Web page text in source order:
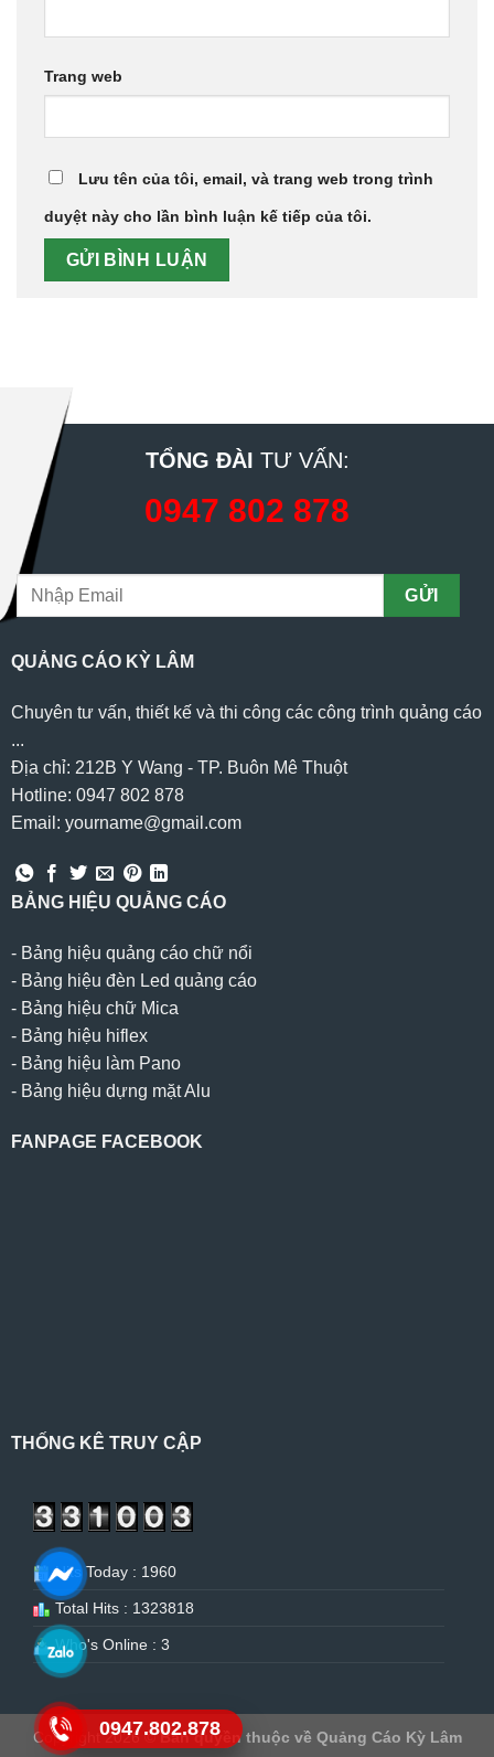
Trang web
Lưu tên của tôi, email, và trang web trong trình
duyệt này cho lần bình luận kế tiếp của tôi.
TỔNG ĐÀI TƯ VẤN:
0947 802 878
QUẢNG CÁO KỲ LÂM
Chuyên tư vấn, thiết kế và thi công các công trình quảng cáo
...
Địa chỉ: 212B Y Wang - TP. Buôn Mê Thuột
Hotline: 0947 802 878
Email: yourname@gmail.com
BẢNG HIỆU QUẢNG CÁO
- Bảng hiệu quảng cáo chữ nổi
- Bảng hiệu đèn Led quảng cáo
- Bảng hiệu chữ Mica
- Bảng hiệu hiflex
- Bảng hiệu làm Pano
- Bảng hiệu dựng mặt Alu
FANPAGE FACEBOOK
THỐNG KÊ TRUY CẬP
Hits Today : 1960
Total Hits : 1323818
Who's Online : 3
Copyright 2026 ©Bản quyền thuộc về Quảng Cáo Kỳ Lâm
0947.802.878